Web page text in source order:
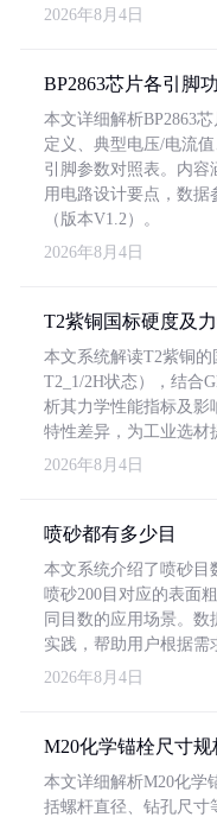
2026年8月4日
BP2863芯片各引脚
本文详细解析BP2863
定义、典型电压/电流
引脚参数对照表。内容
用电路设计要点，数据
（版本V1.2）。
2026年8月4日
T2紫铜国标硬度及
本文系统解读T2紫铜
T2_1/2H状态），结合
析其力学性能指标及影
特性差异，为工业选材
2026年8月4日
喷砂都有多少目
本文系统介绍了喷砂目
喷砂200目对应的表面
同目数的应用场景。数
实践，帮助用户根据需
2026年8月4日
M20化学锚栓尺寸
本文详细解析M20化学
括螺杆直径、钻孔尺寸